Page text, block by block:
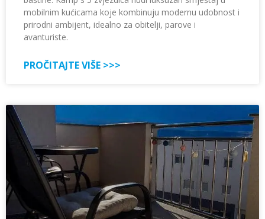
mobilnim kućicama koje kombinuju modernu udobnost i
prirodni ambijent, idealno za obitelji, parove i
avanturiste.
PROČITAJTE VIŠE >>>